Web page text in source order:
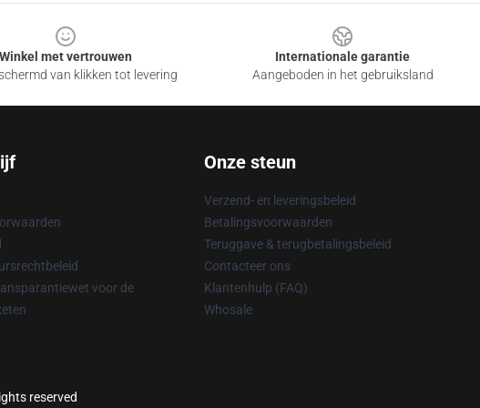
Winkel met vertrouwen
van klikken tot levering
Internationale garantie
Aangeboden in het gebruiksland
voor de
Onze steun
Verzend- en leveringsbeleid
Betalingsvoorwaarden
Teruggave & terugbetalingsbeleid
Contacteer ons
Klantenhulp (FAQ)
Whosale
reserved